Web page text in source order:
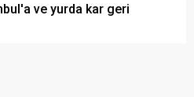
ve yurda kar geri